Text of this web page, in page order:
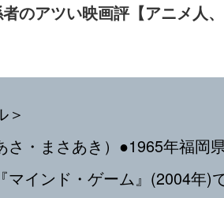
のアツい映画評【アニメ人
＞
さ・まさあき）●1965年福岡
マインド・ゲーム』(2004年)